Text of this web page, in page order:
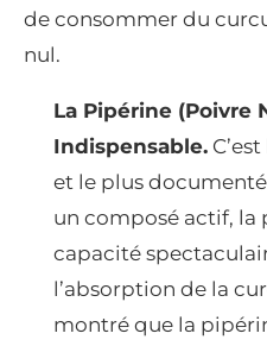
de consommer du
nul.
La Pipérine (Poivre
Indispensable.
et le plus
un composé actif, la
capacité
l’absorption de la
montré que la